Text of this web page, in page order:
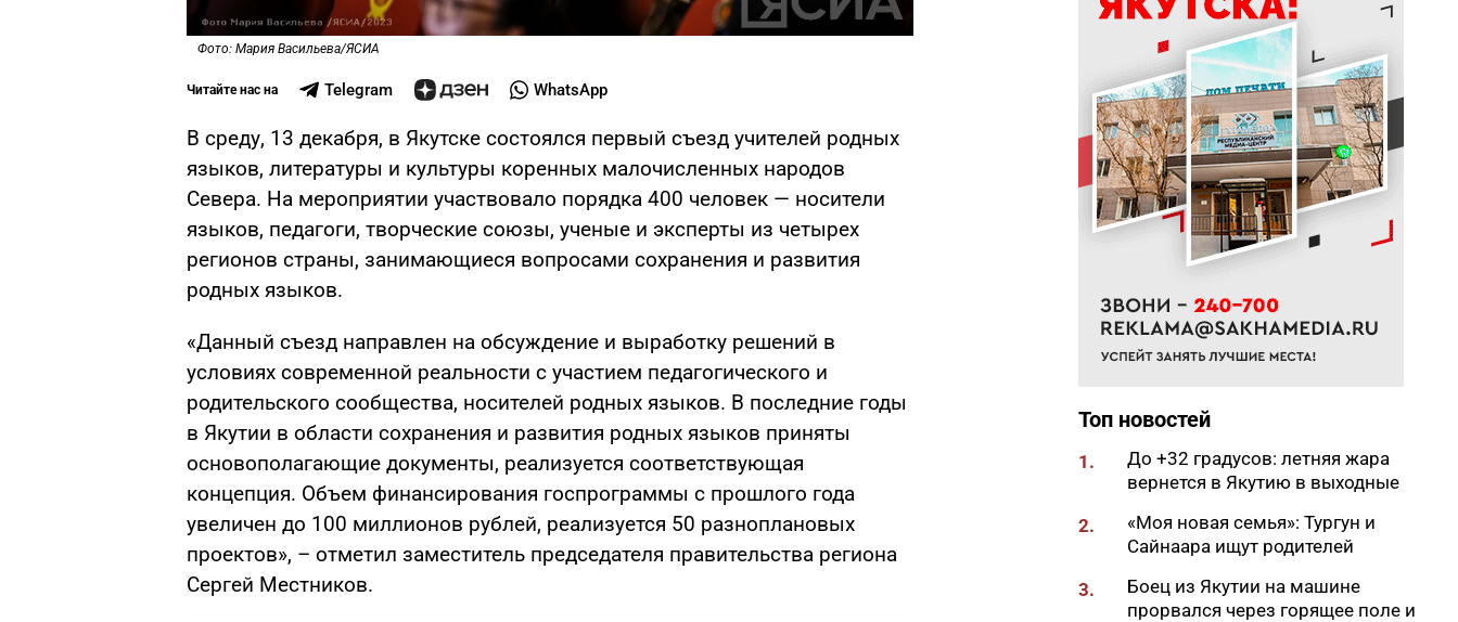
Фото: Мария Васильева/ЯСИА
Читайте нас на Telegram WhatsApp
В среду, 13 декабря, в Якутске состоялся первый съезд учителей родных
языков, литературы и культуры коренных малочисленных народов
Севера. На мероприятии участвовало порядка 400 человек — носители
языков, педагоги, творческие союзы, ученые и эксперты из четырех
регионов страны, занимающиеся вопросами сохранения и развития
родных языков.
«Данный съезд направлен на обсуждение и выработку решений в
условиях современной реальности с участием педагогического и
родительского сообщества, носителей родных языков. В последние годы
в Якутии в области сохранения и развития родных языков приняты
основополагающие документы, реализуется соответствующая
концепция. Объем финансирования госпрограммы с прошлого года
увеличен до 100 миллионов рублей, реализуется 50 разноплановых
проектов», – отметил заместитель председателя правительства региона
Сергей Местников.
12:52
Гороскоп на неделю с 10 по 16
августа 2026 года
12:29
Айсен Николаев поздравил
якутян с Всероссийским днем
физкультурника
11:50
Образование сквозь года: как
выучить язык и не бросить на
полпути
Российские школьники будут
11:15
Автодорогу «Анабар» в Якутии
перекрыли из-за лесного
пожара
ветеранам СВО найти работу
10:22
В Усть-Майском районе
ликвидировали лесной пожар
на 13 гектарах
Якутяне рассказали, что
считают главным подарком в
своей жизни
Топ новостей
1.
До +32 градусов: летняя жара
вернется в Якутию в выходные
2.
«Моя новая семья»: Тургун и
Сайнаара ищут родителей
3.
Боец из Якутии на машине
прорвался через горящее поле и